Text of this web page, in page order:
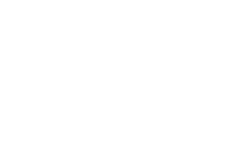
haben.
einer anzeigepflichtigen
können Sie die Anzeige auch bei
vornehmen, wenn die untere
nicht erreichbar ist.
Nachweise eingeholt
das ausgefüllte Antragsformular der